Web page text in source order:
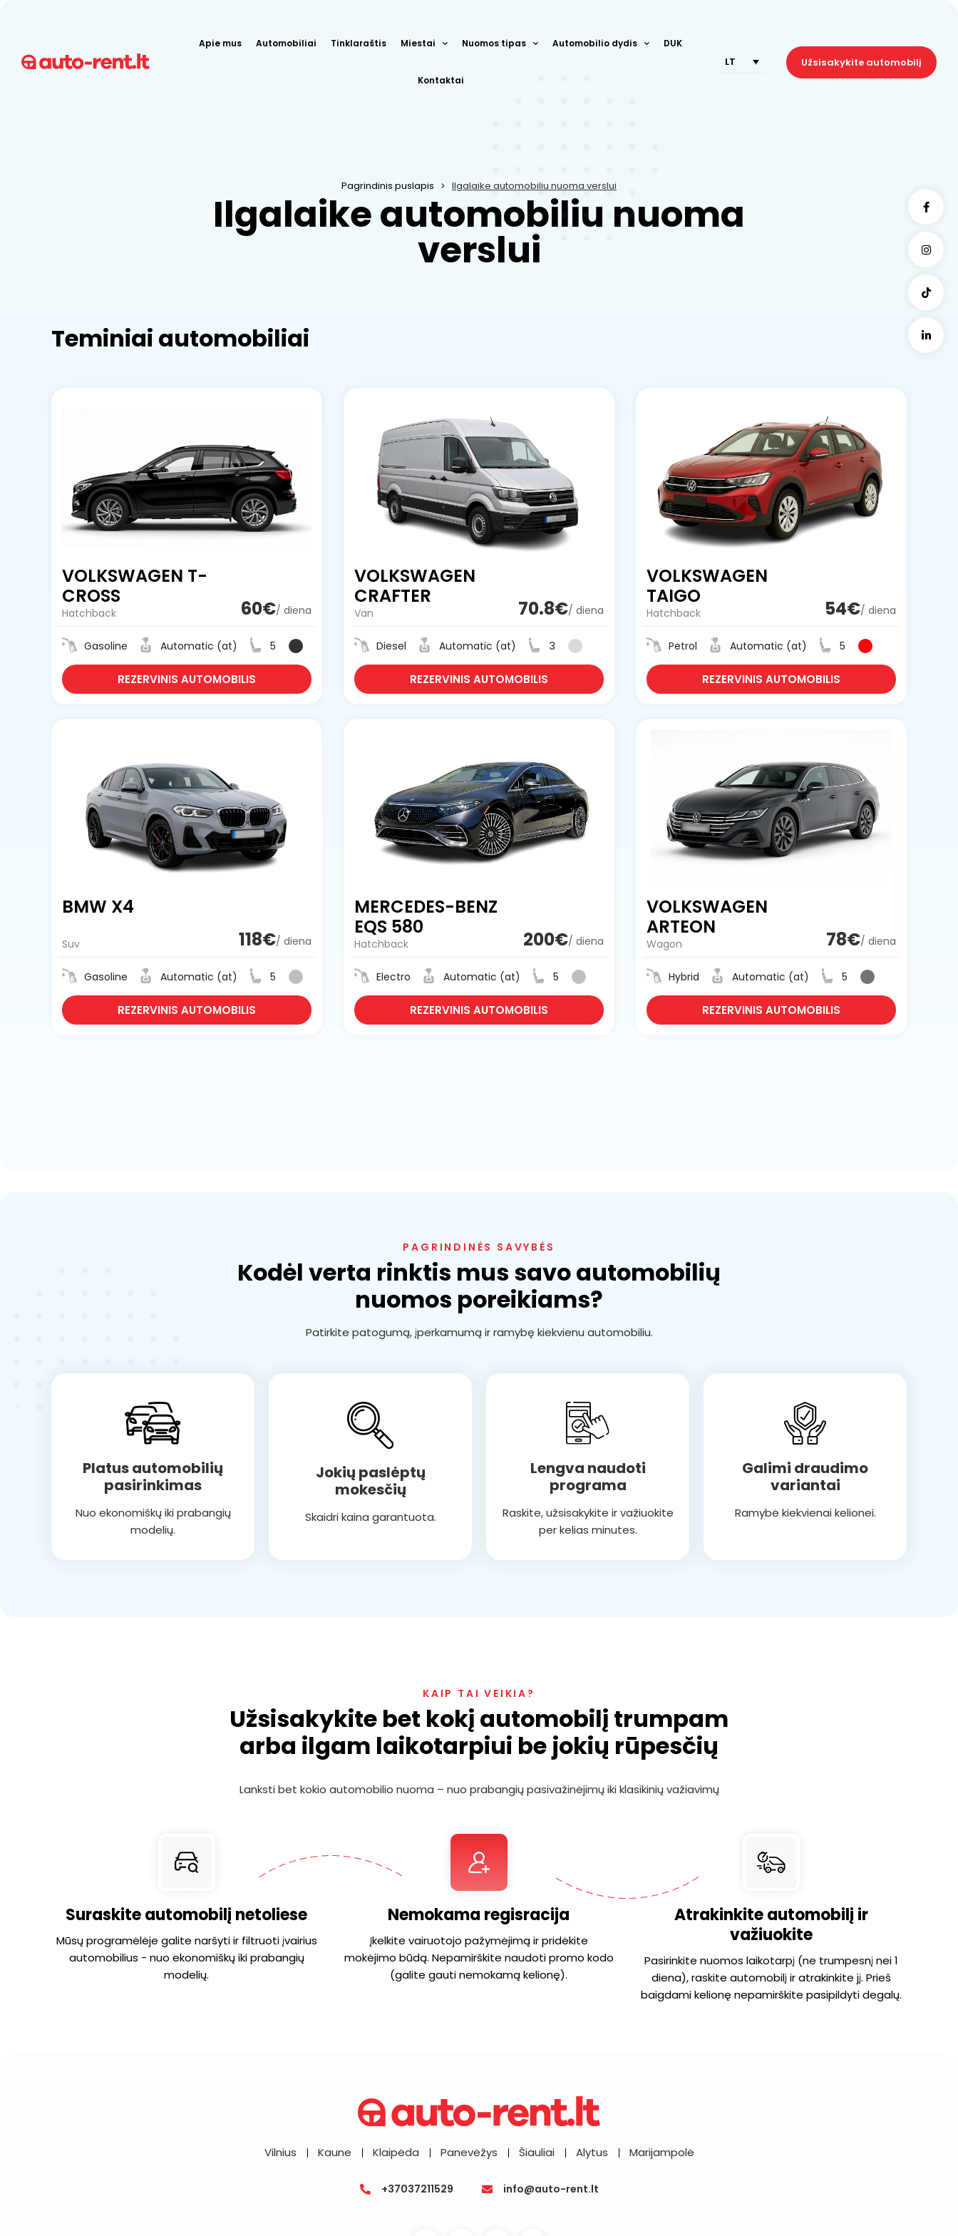
Apie mus Automobiliai Tinklaraštis Miestai Nuomos tipas Automobilio dydis DUK
Kontaktai
LT Užsisakykite automobilį
Pagrindinis puslapis Ilgalaike automobiliu nuoma verslui
Ilgalaike automobiliu nuoma
verslui
Teminiai automobiliai
VOLKSWAGEN T-
CROSS
Hatchback 60€/ diena
Gasoline Automatic (at) 5
REZERVINIS AUTOMOBILIS
VOLKSWAGEN
CRAFTER
Van 70.8€/ diena
Diesel Automatic (at) 3
REZERVINIS AUTOMOBILIS
VOLKSWAGEN
TAIGO
Hatchback 54€/ diena
Petrol Automatic (at) 5
REZERVINIS AUTOMOBILIS
BMW X4
Suv 118€/ diena
Gasoline Automatic (at) 5
REZERVINIS AUTOMOBILIS
MERCEDES-BENZ
EQS 580
Hatchback 200€/ diena
Electro Automatic (at) 5
REZERVINIS AUTOMOBILIS
VOLKSWAGEN
ARTEON
Wagon 78€/ diena
Hybrid Automatic (at) 5
REZERVINIS AUTOMOBILIS
PAGRINDINĖS SAVYBĖS
Kodėl verta rinktis mus savo automobilių
nuomos poreikiams?
Patirkite patogumą, įperkamumą ir ramybę kiekvienu automobiliu.
Platus automobilių
pasirinkimas
Nuo ekonomiškų iki prabangių
modelių.
Jokių paslėptų
mokesčių
Skaidri kaina garantuota.
Lengva naudoti
programa
Raskite, užsisakykite ir važiuokite
per kelias minutes.
Galimi draudimo
variantai
Ramybė kiekvienai kelionei.
KAIP TAI VEIKIA?
Užsisakykite bet kokį automobilį trumpam
arba ilgam laikotarpiui be jokių rūpesčių
Lanksti bet kokio automobilio nuoma – nuo ​​prabangių pasivažinėjimų iki klasikinių važiavimų
Suraskite automobilį netoliese
Mūsų programėlėje galite naršyti ir filtruoti įvairius
automobilius - nuo ekonomiškų iki prabangių
modelių.
Nemokama regisracija
Įkelkite vairuotojo pažymėjimą ir pridėkite
mokėjimo būdą. Nepamirškite naudoti promo kodo
(galite gauti nemokamą kelionę).
Atrakinkite automobilį ir
važiuokite
Pasirinkite nuomos laikotarpį (ne trumpesnį nei 1
diena), raskite automobilį ir atrakinkite jį. Prieš
baigdami kelionę nepamirškite pasipildyti degalų.
Vilnius Kaune Klaipėda Panevėžys Šiauliai Alytus Marijampolė
+37037211529 info@auto-rent.lt